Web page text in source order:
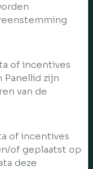
of incentives
zijn
van de
of incentives
of geplaatst op
deze